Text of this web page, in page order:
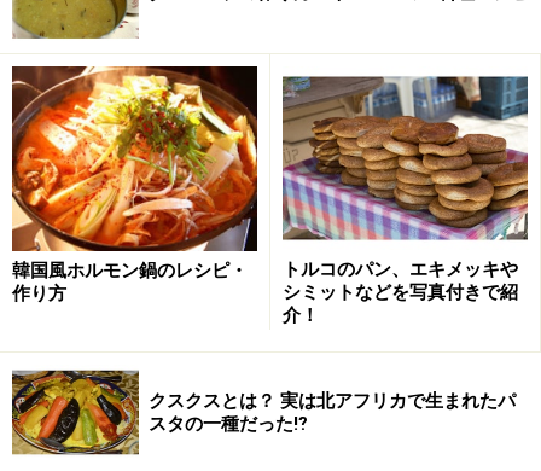
韓国風ホルモン鍋のレシピ・
作り方
トルコのパン、エキメッキや
シミットなどを写真付きで紹
介！
クスクスとは？ 実は北アフリカで生まれたパ
スタの一種だった⁉